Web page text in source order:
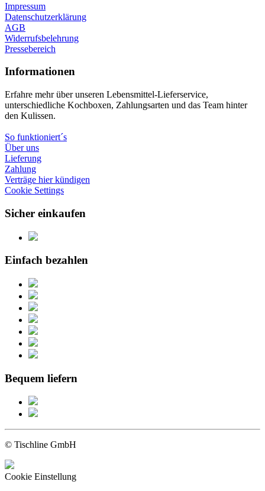
Impressum
Datenschutzerklärung
AGB
Widerrufsbelehrung
Pressebereich
Informationen
Erfahre mehr über unseren Lebensmittel-Lieferservice,
unterschiedliche Kochboxen, Zahlungsarten und das Team hinter
den Kulissen.
So funktioniert´s
Über uns
Lieferung
Zahlung
Verträge hier kündigen
Cookie Settings
Sicher einkaufen
Einfach bezahlen
Bequem liefern
© Tischline GmbH
Cookie Einstellung